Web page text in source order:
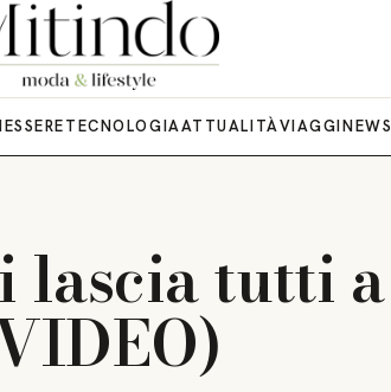
TECNOLOGIAATTUALITÀVIAGGINEWS
lascia tutti a